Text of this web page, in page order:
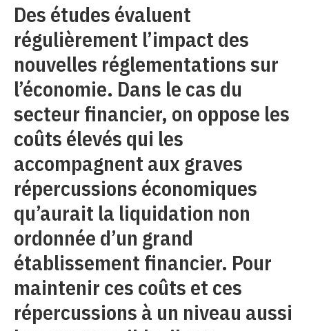
Des études évaluent
régulièrement l’impact des
nouvelles réglementations sur
l’économie. Dans le cas du
secteur financier, on oppose les
coûts élevés qui les
accompagnent aux graves
répercussions économiques
qu’aurait la liquidation non
ordonnée d’un grand
établissement financier. Pour
maintenir ces coûts et ces
répercussions à un niveau aussi